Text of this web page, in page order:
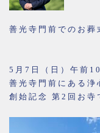
善光寺門前でのお葬
5月7日（日）午前
善光寺門前にある浄
創始記念 第2回お寺